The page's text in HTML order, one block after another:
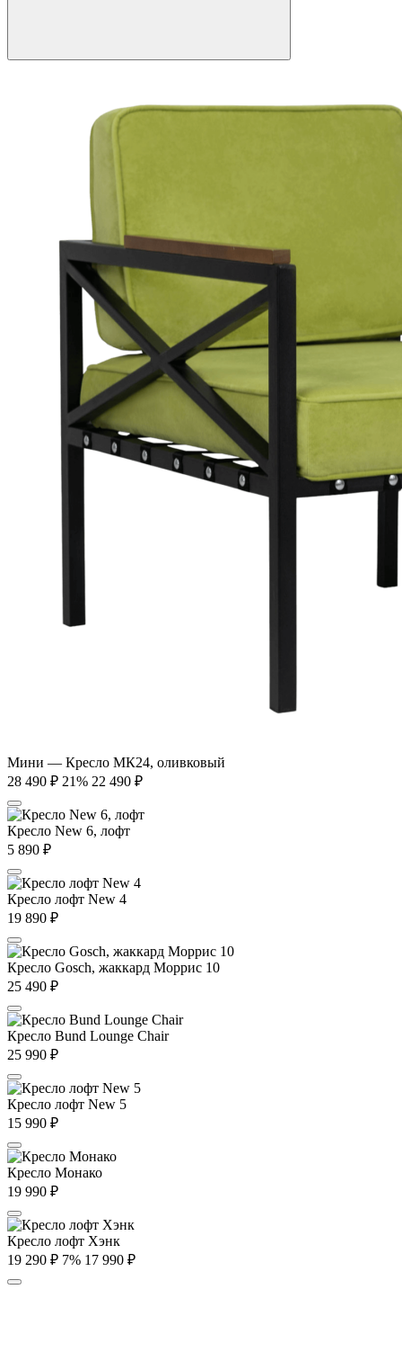
Мини — Кресло МК24, оливковый
28 490 ₽ 21% 22 490 ₽
Кресло New 6, лофт
5 890 ₽
Кресло лофт New 4
19 890 ₽
Кресло Gosch, жаккард Моррис 10
25 490 ₽
Кресло Bund Lounge Chair
25 990 ₽
Кресло лофт New 5
15 990 ₽
Кресло Монако
19 990 ₽
Кресло лофт Хэнк
19 290 ₽ 7% 17 990 ₽